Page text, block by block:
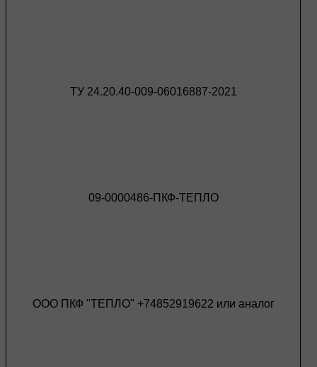
ТУ 24.20.40-009-06016887-2021
09-0000486-ПКФ-ТЕПЛО
ООО ПКФ "ТЕПЛО" +74852919622 или аналог